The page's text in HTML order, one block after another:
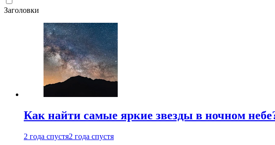
Заголовки
Как найти самые яркие звезды в ночном
2 года спустя2 года спустя